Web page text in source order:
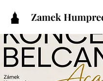
Zamek